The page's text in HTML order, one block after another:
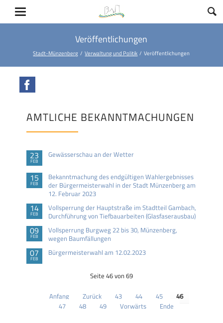
Veröffentlichungen
Stadt-Münzenberg Verwaltung und Politik Veröffentlichungen
AMTLICHE BEKANNTMACHUNGEN
23
FEB
Gewässerschau an der Wetter
15
FEB
Bekanntmachung des endgültigen Wahlergebnisses
der Bürgermeisterwahl in der Stadt Münzenberg am
12. Februar 2023
14
FEB
Vollsperrung der Hauptstraße im Stadtteil Gambach,
Durchführung von Tiefbauarbeiten (Glasfaserausbau)
09
FEB
Vollsperrung Burgweg 22 bis 30, Münzenberg,
wegen Baumfällungen
07
FEB
Bürgermeisterwahl am 12.02.2023
Seite 46 von 69
Anfang Zurück 43 44 45
46
47
48 49 Vorwärts Ende